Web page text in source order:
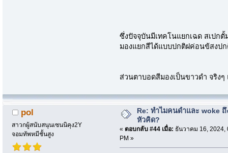
ซึ่งปัจจุบันมีเทคโนแยกเฉด สเปก
มองแยกสีได้แบบปกติฝค่อนข้สงป
ส่วนตาบอดสีมองเป็นขาวดำ จริง
pol
สาวกผู้สนับสนุนเซนนิคุง2Y
จอมทัพหมีชั้นสูง
Re: ทำไมคนดำและ woke ถึ
หัวคิด?
« ตอบกลับ #44 เมื่อ: ธันวาคม 16, 2024,
PM »